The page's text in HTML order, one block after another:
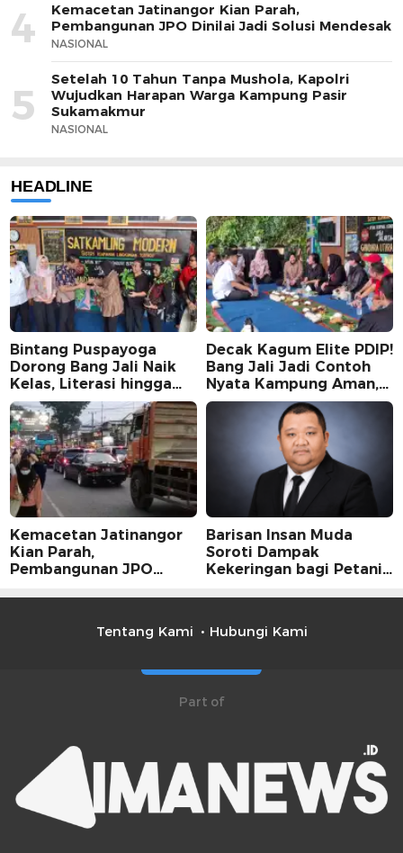
4
Kemacetan Jatinangor Kian Parah,
Pembangunan JPO Dinilai Jadi Solusi Mendesak
NASIONAL
5
Setelah 10 Tahun Tanpa Mushola, Kapolri
Wujudkan Harapan Warga Kampung Pasir
Sukamakmur
NASIONAL
HEADLINE
Bintang Puspayoga
Dorong Bang Jali Naik
Kelas, Literasi hingga
UMKM Digital Jadi
Fokus
Decak Kagum Elite PDIP!
Bang Jali Jadi Contoh
Nyata Kampung Aman,
Bersih, dan Mandiri
Kemacetan Jatinangor
Kian Parah,
Pembangunan JPO
Mendesak
Barisan Insan Muda
Soroti Dampak
Kekeringan bagi Petani,
dan Masyarakat Penting
Tentang Kami
Hubungi Kami
Part of